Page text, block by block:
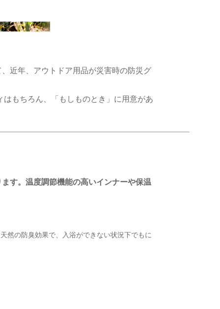
近年、アウトドア用品が災害時の防災グ
もちろん、「もしものとき」に用意があ
す。温度調節機能の高いインナーや保温
然の防臭効果で、入浴ができない状況下でもに